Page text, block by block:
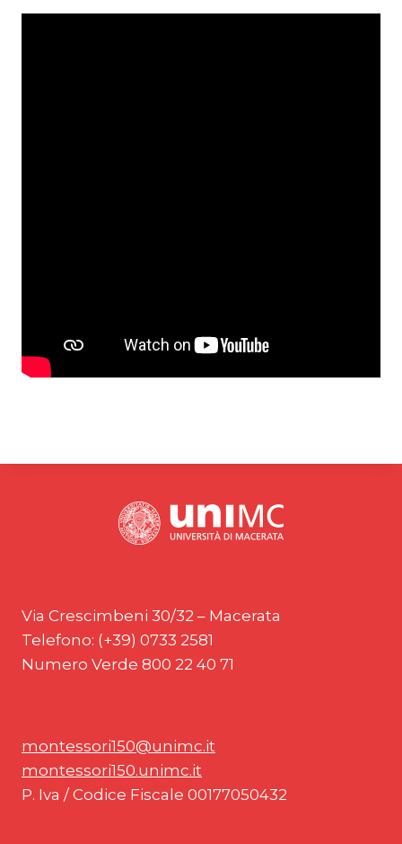
Via Crescimbeni 30/32 – Macerata
Telefono: (+39) 0733 2581
Numero Verde 800 22 40 71
montessori150@unimc.it
montessori150.unimc.it
P. Iva / Codice Fiscale 00177050432